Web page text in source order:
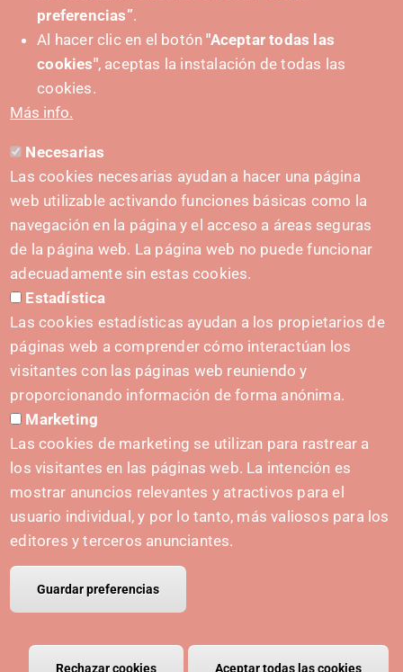
PUSHED FORWARD BY:
CONTACT
hola@irisnavarra.com
(+34) 628 23 12 32
C. del Sadar, 31006 Pamplona
Contact form
Press Kit
INITIATIVES
Navarra Cybersecurity Center
Spain Living Lab
Support for entrepreneurship
© Copyright Polo IRIS. Legal noticePrivacy policy
Cookies policy
preferencias”.
Al hacer clic en el botón"Aceptar todas las
cookies", aceptas la instalación de todas las
cookies.
Más info.
Necesarias
Las cookies necesarias ayudan a hacer una página
web utilizable activando funciones básicas como la
navegación en la página y el acceso a áreas seguras
de la página web. La página web no puede funcionar
adecuadamente sin estas cookies.
Estadística
Las cookies estadísticas ayudan a los propietarios de
páginas web a comprender cómo interactúan los
visitantes con las páginas web reuniendo y
proporcionando información de forma anónima.
Marketing
Las cookies de marketing se utilizan para rastrear a
los visitantes en las páginas web. La intención es
mostrar anuncios relevantes y atractivos para el
usuario individual, y por lo tanto, más valiosos para los
editores y terceros anunciantes.
Guardar preferencias
Rechazar cookies Aceptar todas las cookies
Retirar el consentimiento